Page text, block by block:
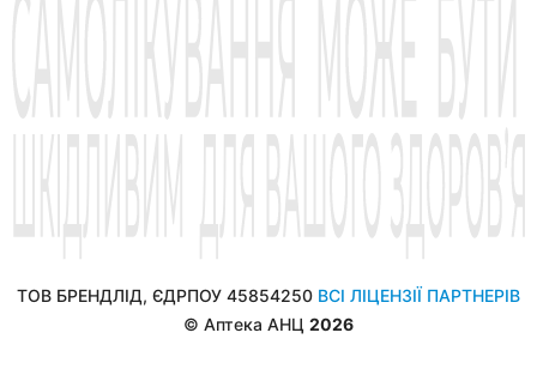
ТОВ БРЕНДЛІД, ЄДРПОУ 45854250 ВСІ ЛІЦЕНЗІЇ ПАРТНЕРІВ
© Аптека АНЦ 2026